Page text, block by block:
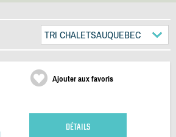
TRI CHALETSAUQUEBEC
Ajouter aux favoris
DÉTAILS